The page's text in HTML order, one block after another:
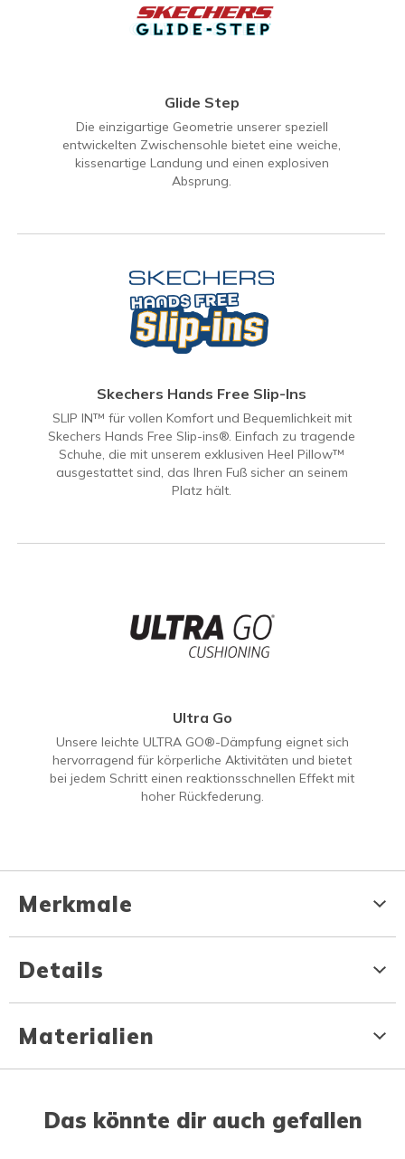
Glide Step
Die einzigartige Geometrie unserer speziell
entwickelten Zwischensohle bietet eine weiche,
kissenartige Landung und einen explosiven
Absprung.
Skechers Hands Free Slip-Ins
SLIP IN™ für vollen Komfort und Bequemlichkeit mit
Skechers Hands Free Slip-ins®. Einfach zu tragende
Schuhe, die mit unserem exklusiven Heel Pillow™
ausgestattet sind, das Ihren Fuß sicher an seinem
Platz hält.
Ultra Go
Unsere leichte ULTRA GO®-Dämpfung eignet sich
hervorragend für körperliche Aktivitäten und bietet
bei jedem Schritt einen reaktionsschnellen Effekt mit
hoher Rückfederung.
Merkmale
Details
Materialien
Das könnte dir auch gefallen